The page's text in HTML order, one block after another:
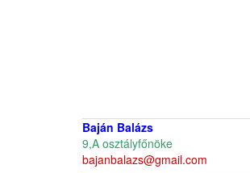
Baján Balázs
9,A osztályfőnöke
bajanbalazs@gmail.com